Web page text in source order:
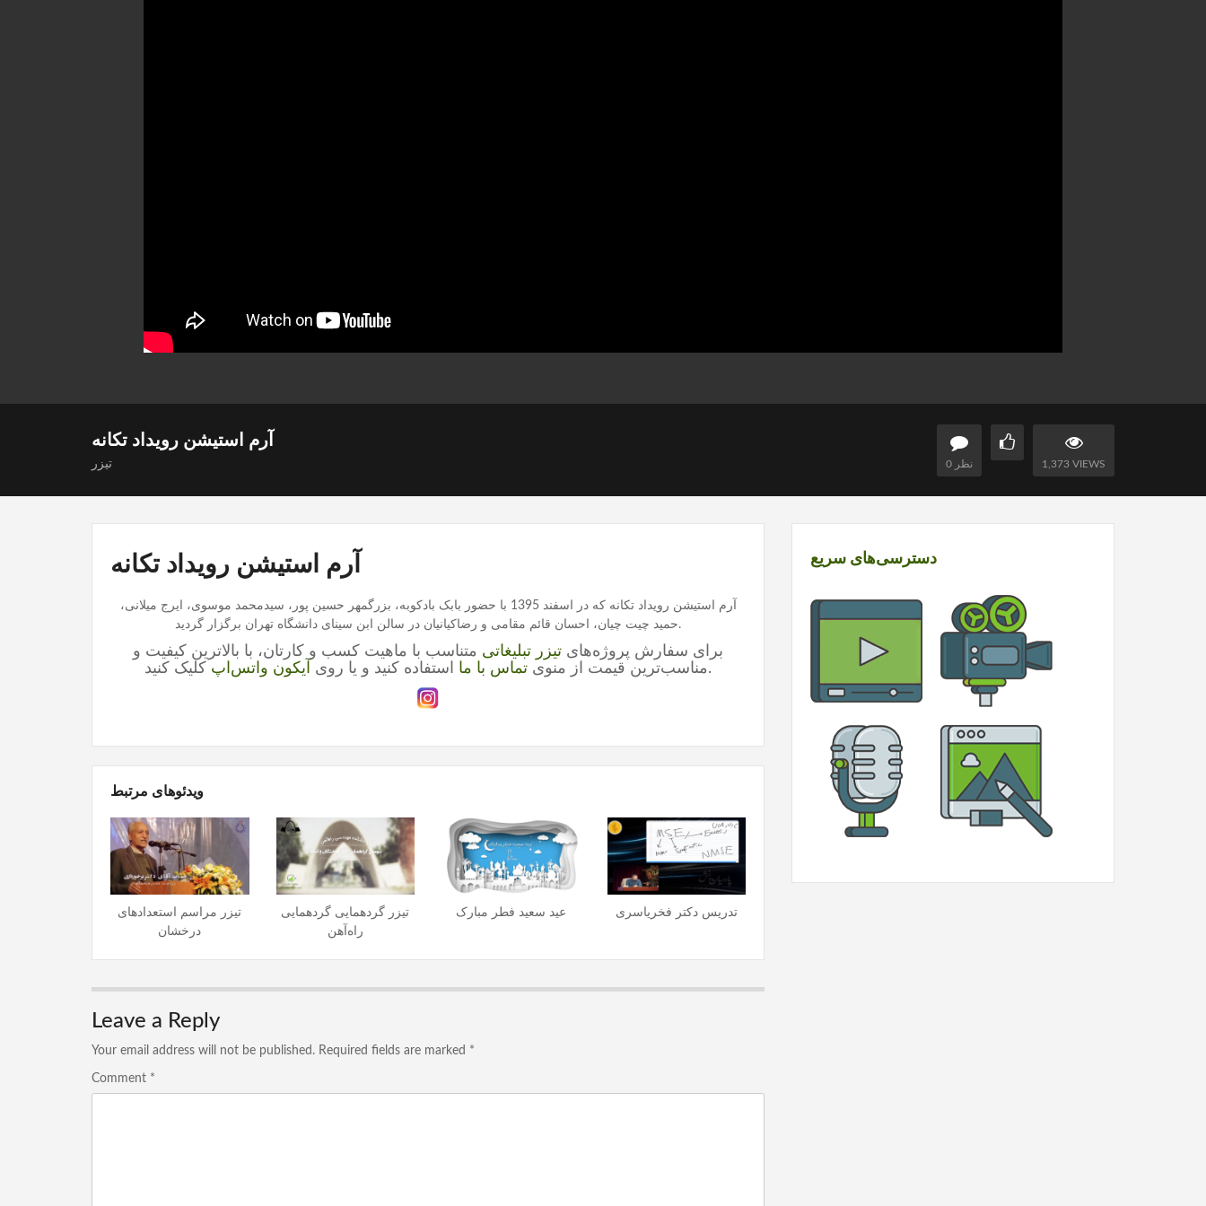
آرم استیشن رویداد تکانه
تیزر 1,373 VIEWS 0 نظر
آرم استیشن رویداد تکانه
آرم استیشن رویداد تکانه که در اسفند 1395 با حضور بابک بادکوبه، بزرگمهر حسین پور، سیدمحمد موسوی، ایرج میلانی،
حمید چیت چیان، احسان قائم مقامی و رضاکیانیان در سالن ابن سینای دانشگاه تهران برگزار گردید.
برای سفارش پروژه‌های تیزر تبلیغاتی متناسب با ماهیت کسب و کارتان، با بالاترین کیفیت و
مناسب‌ترین قیمت از منوی تماس با ما استفاده کنید و یا روی آیکون واتس‌اپ کلیک کنید.
ویدئوهای مرتبط
تیزر مراسم استعدادهای
درخشان
تیزر گردهمایی گردهمایی
راه‌آهن
عید سعید فطر مبارک تدریس دکتر فخریاسری
Leave a Reply
Your email address will not be published. Required fields are marked *
Comment *
دسترسی‌های سریع